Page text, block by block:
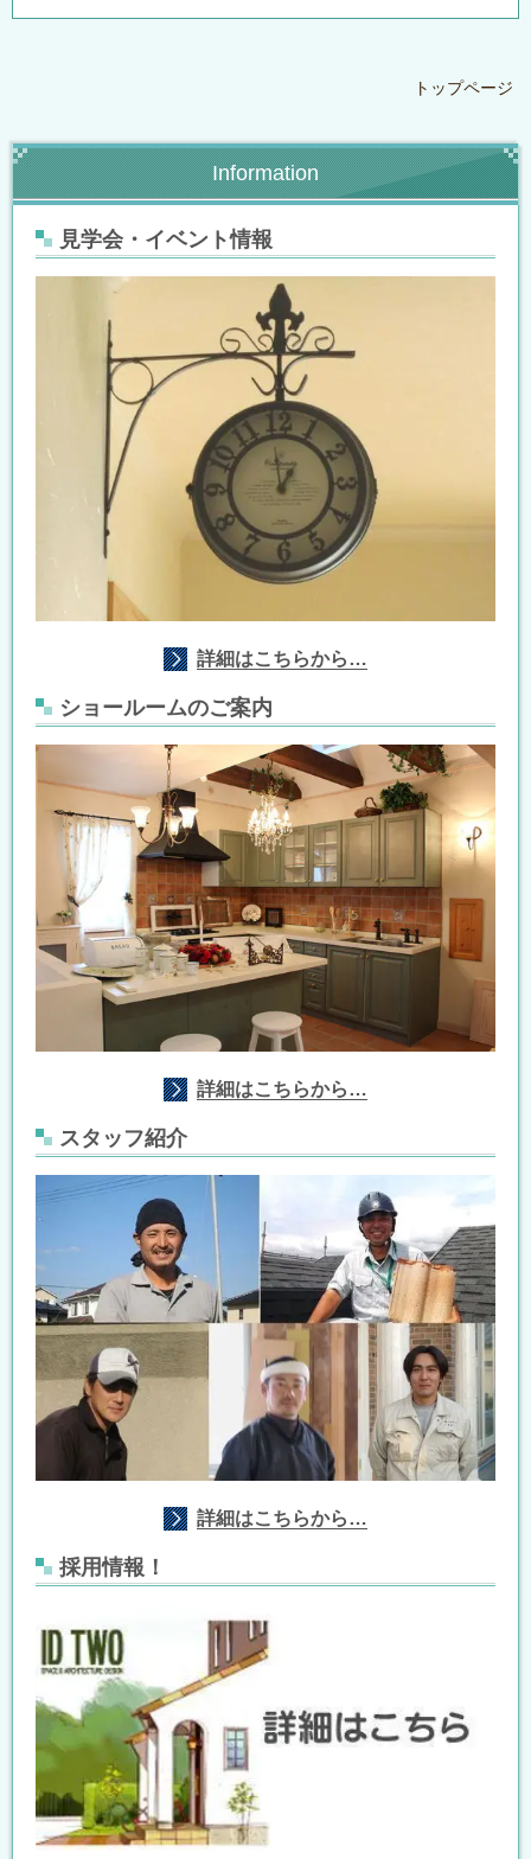
トップページ
Information
見学会・イベント情報
詳細はこちらから…
ショールームのご案内
詳細はこちらから…
スタッフ紹介
詳細はこちらから…
採用情報！